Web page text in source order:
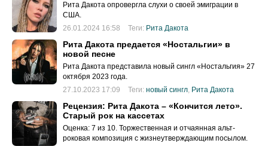
Рита Дакота опровергла слухи о своей эмиграции в
США.
26.01.2024 16:58
Теги: Рита Дакота
Рита Дакота предается «Ностальгии» в
новой песне
Рита Дакота представила новый сингл «Ностальгия» 27
октября 2023 года.
27.10.2023 17:09
Теги: новый сингл Рита Дакота
Рецензия: Рита Дакота – «Кончится лето».
Старый рок на кассетах
Оценка: 7 из 10. Торжественная и отчаянная альт-
роковая композиция с жизнеутверждающим посылом.